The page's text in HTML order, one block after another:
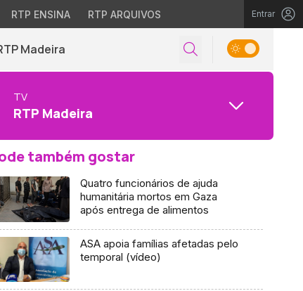
RTP ENSINA RTP ARQUIVOS Entrar
Madeira
TV
RTP Madeira
também gostar
Quatro funcionários de ajuda
humanitária mortos em Gaza
após entrega de alimentos
ASA apoia famílias afetadas pelo
temporal (vídeo)